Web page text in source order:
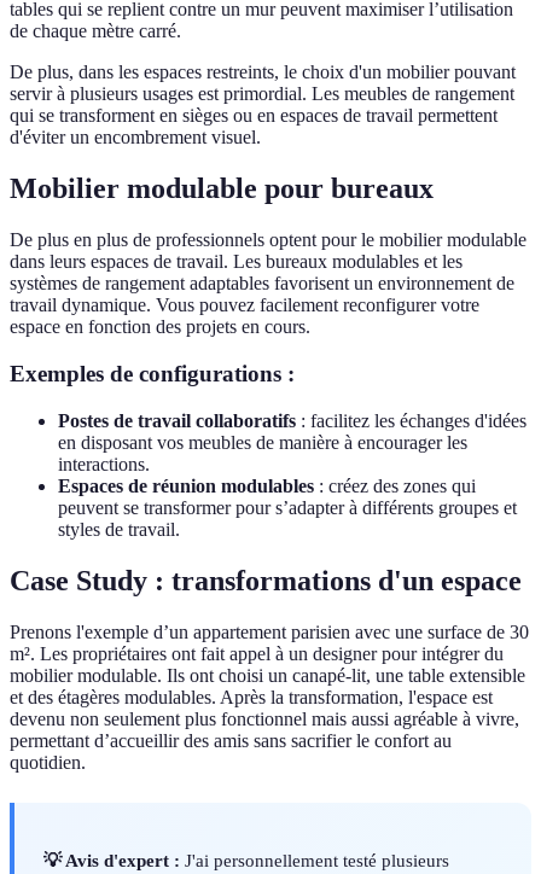
tables qui se replient contre un mur peuvent maximiser l’utilisation
de chaque mètre carré.
De plus, dans les espaces restreints, le choix d'un mobilier pouvant
servir à plusieurs usages est primordial. Les meubles de rangement
qui se transforment en sièges ou en espaces de travail permettent
d'éviter un encombrement visuel.
Mobilier modulable pour bureaux
De plus en plus de professionnels optent pour le mobilier modulable
dans leurs espaces de travail. Les bureaux modulables et les
systèmes de rangement adaptables favorisent un environnement de
travail dynamique. Vous pouvez facilement reconfigurer votre
espace en fonction des projets en cours.
Exemples de configurations :
Postes de travail collaboratifs : facilitez les échanges d'idées
en disposant vos meubles de manière à encourager les
interactions.
Espaces de réunion modulables : créez des zones qui
peuvent se transformer pour s’adapter à différents groupes et
styles de travail.
Case Study : transformations d'un espace
Prenons l'exemple d’un appartement parisien avec une surface de 30
m². Les propriétaires ont fait appel à un designer pour intégrer du
mobilier modulable. Ils ont choisi un canapé-lit, une table extensible
et des étagères modulables. Après la transformation, l'espace est
devenu non seulement plus fonctionnel mais aussi agréable à vivre,
permettant d’accueillir des amis sans sacrifier le confort au
quotidien.
💡 Avis d'expert : J'ai personnellement testé plusieurs